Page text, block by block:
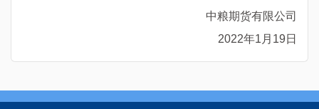
中粮期货有限公司
2022年1月19日